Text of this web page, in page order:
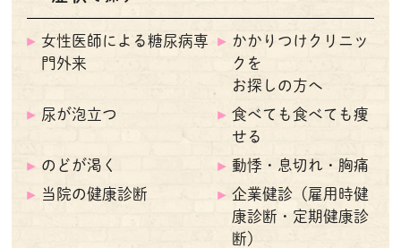
女性医師による糖尿病専
門外来
かかりつけクリニッ
クを
お探しの方へ
尿が泡立つ
食べても食べても痩
せる
のどが渇く
動悸・息切れ・胸痛
当院の健康診断
企業健診（雇用時健
康診断・定期健康診
断）